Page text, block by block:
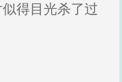
得目光杀了过